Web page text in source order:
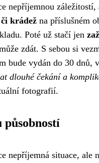
nepříjemnou
krádež na příslušném
Poté už stačí jen
zdát. S sebou si
vydán do 30 dnů,
dlouhé čekání a
fotografií.
působností
nepříjemná situace, ale